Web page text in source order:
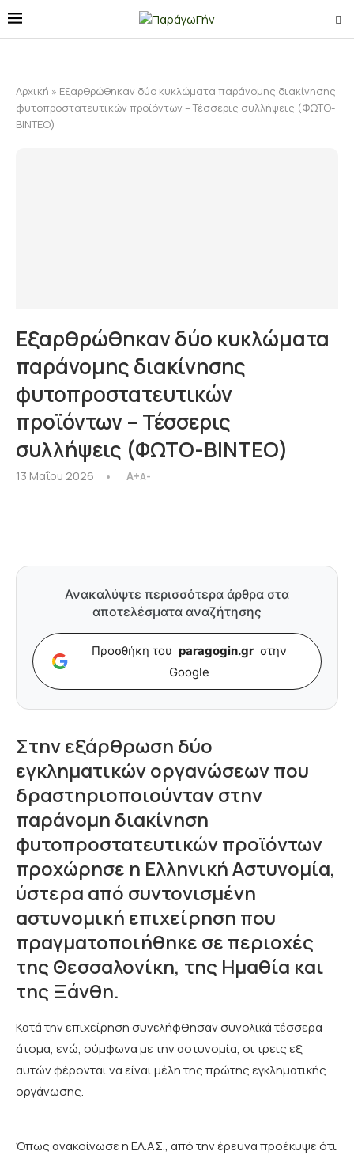
Αρχική » Εξαρθρώθηκαν δύο κυκλώματα παράνομης διακίνησης
φυτοπροστατευτικών προϊόντων – Τέσσερις συλλήψεις (ΦΩΤΟ-
ΒΙΝΤΕΟ)
Εξαρθρώθηκαν δύο κυκλώματα
παράνομης διακίνησης
φυτοπροστατευτικών
προϊόντων – Τέσσερις
συλλήψεις (ΦΩΤΟ-ΒΙΝΤΕΟ)
13 Μαΐου 2026 A+A-
Ανακαλύψτε περισσότερα άρθρα στα
αποτελέσματα αναζήτησης
Προσθήκη του paragogin.gr στην
Google
Στην εξάρθρωση δύο
εγκληματικών οργανώσεων που
δραστηριοποιούνταν στην
παράνομη διακίνηση
φυτοπροστατευτικών προϊόντων
προχώρησε η Ελληνική Αστυνομία,
ύστερα από συντονισμένη
αστυνομική επιχείρηση που
πραγματοποιήθηκε σε περιοχές
της Θεσσαλονίκη, της Ημαθία και
της Ξάνθη.
Κατά την επιχείρηση συνελήφθησαν συνολικά τέσσερα
άτομα, ενώ, σύμφωνα με την αστυνομία, οι τρεις εξ
αυτών φέρονται να είναι μέλη της πρώτης εγκληματικής
οργάνωσης.
Όπως ανακοίνωσε η ΕΛ.ΑΣ., από την έρευνα προέκυψε ότι